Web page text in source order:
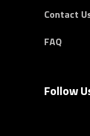
Contact
FAQ
Follow